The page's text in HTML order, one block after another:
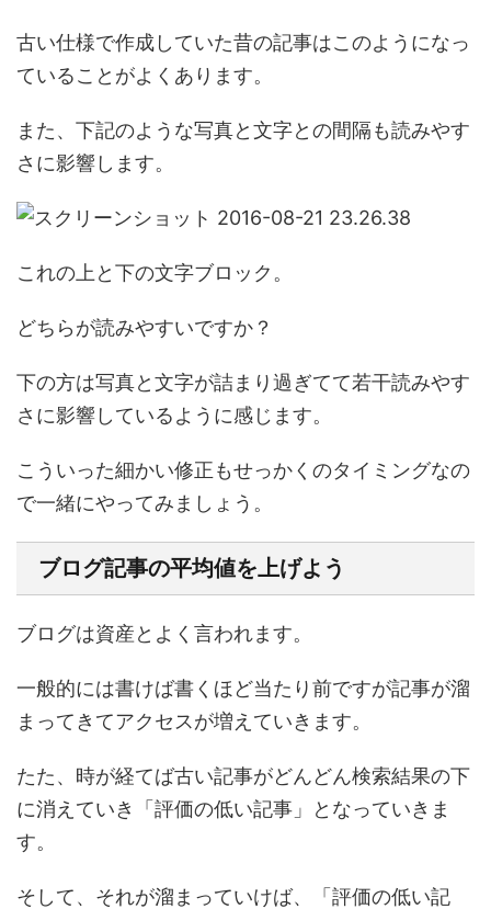
古い仕様で作成していた昔の記事はこのようになっ
ていることがよくあります。
また、下記のような写真と文字との間隔も読みやす
さに影響します。
これの上と下の文字ブロック。
どちらが読みやすいですか？
下の方は写真と文字が詰まり過ぎてて若干読みやす
さに影響しているように感じます。
こういった細かい修正もせっかくのタイミングなの
で一緒にやってみましょう。
ブログ記事の平均値を上げよう
ブログは資産とよく言われます。
一般的には書けば書くほど当たり前ですが記事が溜
まってきてアクセスが増えていきます。
たた、時が経てば古い記事がどんどん検索結果の下
に消えていき「評価の低い記事」となっていきま
す。
そして、それが溜まっていけば、「評価の低い記